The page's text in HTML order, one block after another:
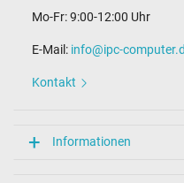
Mo-Fr: 9:00-12:00 Uhr
E-Mail: info@ipc-
Kontakt
Informationen